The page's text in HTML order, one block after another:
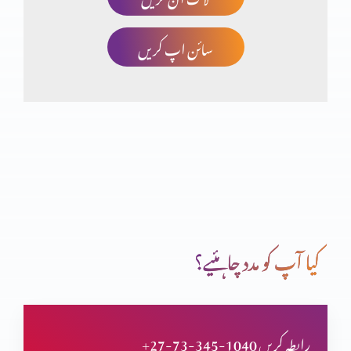
چھوٹا کون اور بڑا کون؟
خداوند شفقت میں غنی
سائن اپ کریں
کیا آپ کو مدد چاہئیے؟
+27-73-345-1040 رابطہ کریں